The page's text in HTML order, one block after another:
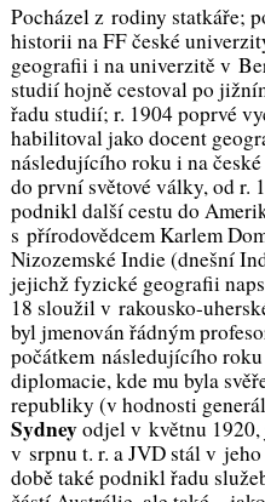
Pocházel z rodiny statkáře;
historii na FF české
geografii i na univerzitě v
studií hojně cestoval po
řadu studií; r. 1904 poprvé
habilitoval jako docent
následujícího roku i na
do první světové války, od r.
podnikl další cestu do
s přírodovědcem Karlem
Nizozemské Indie (dnešní
jejichž fyzické geografii
18 sloužil v rakousko-
byl jmenován řádným
počátkem následujícího
diplomacie, kde mu byla
republiky (v hodnosti
Sydneyodjel v květnu 1920,
v srpnu t. r. a JVD stál v
době také podnikl řadu